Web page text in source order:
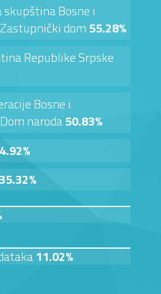
Bosne i
dom55.28%
Republike Srpske
Bosne i
naroda50.83%
35.32%
11.02%